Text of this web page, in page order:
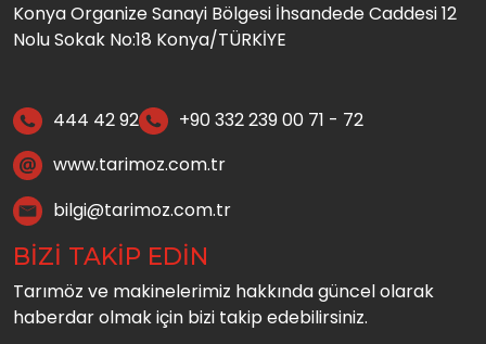
Konya Organize Sanayi Bölgesi İhsandede Caddesi 12
Nolu Sokak No:18 Konya/TÜRKİYE
444 42 92
+90 332 239 00 71 - 72
www.tarimoz.com.tr
bilgi@tarimoz.com.tr
BİZİ TAKİP EDİN
Tarımöz ve makinelerimiz hakkında güncel olarak
haberdar olmak için bizi takip edebilirsiniz.